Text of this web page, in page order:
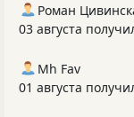
Роман
03 августа
Mh Fav
01 августа